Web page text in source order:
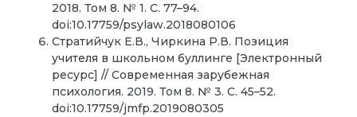
2018. Том 8. № 1. С. 77–94.
doi:10.17759/psylaw.2018080106
Стратийчук Е.В., Чиркина Р.В. Позиция
учителя в школьном буллинге [Электронный
ресурс] // Современная зарубежная
психология. 2019. Том 8. № 3. С. 45–52.
doi:10.17759/jmfp.2019080305